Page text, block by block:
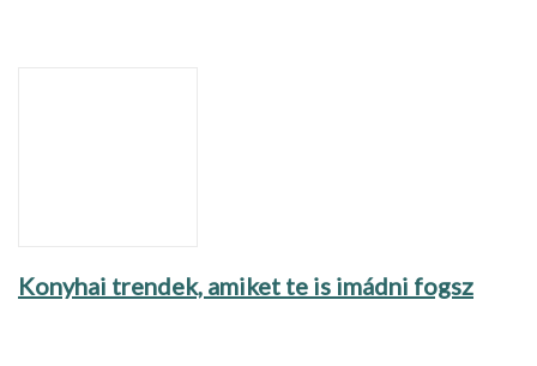
Konyhai trendek, amiket te is imádni fogsz